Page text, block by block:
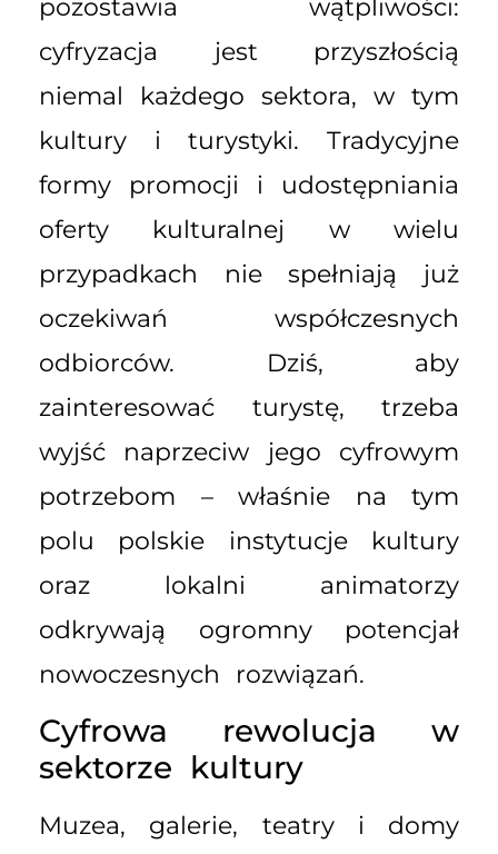
pozostawia wątpliwości:
cyfryzacja jest przyszłością
niemal każdego sektora, w tym
kultury i turystyki. Tradycyjne
formy promocji i udostępniania
oferty kulturalnej w wielu
przypadkach nie spełniają już
oczekiwań współczesnych
odbiorców. Dziś, aby
zainteresować turystę, trzeba
wyjść naprzeciw jego cyfrowym
potrzebom – właśnie na tym
polu polskie instytucje kultury
oraz lokalni animatorzy
odkrywają ogromny potencjał
nowoczesnych rozwiązań.
Cyfrowa rewolucja w
sektorze kultury
Muzea, galerie, teatry i domy